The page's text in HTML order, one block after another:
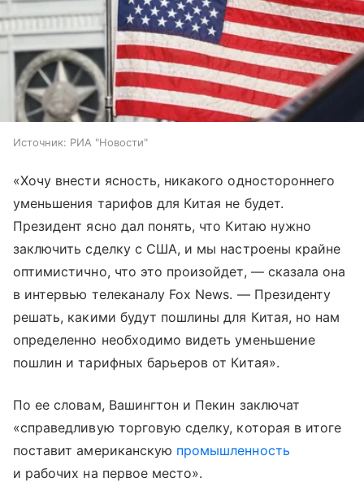
Источник: РИА "Новости"
«Хочу внести ясность, никакого одностороннего
уменьшения тарифов для Китая не будет.
Президент ясно дал понять, что Китаю нужно
заключить сделку с США, и мы настроены крайне
оптимистично, что это произойдет, — сказала она
в интервью телеканалу Fox News. — Президенту
решать, какими будут пошлины для Китая, но нам
определенно необходимо видеть уменьшение
пошлин и тарифных барьеров от Китая».
По ее словам, Вашингтон и Пекин заключат
«справедливую торговую сделку, которая в итоге
поставит американскую промышленность
и рабочих на первое место».